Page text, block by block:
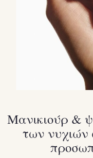
X(Twitter)
Μανικιούρ &
των νυχιών